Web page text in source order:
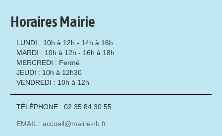
Horaires Mairie
LUNDI : 10h à 12h - 14h à 16h
MARDI : 10h à 12h - 16h à 18h
MERCREDI : Fermé
JEUDI : 10h à 12h30
VENDREDI : 10h à 12h
TÉLÉPHONE : 02.35.84.30.55
EMAIL : accueil@mairie-rb.fr